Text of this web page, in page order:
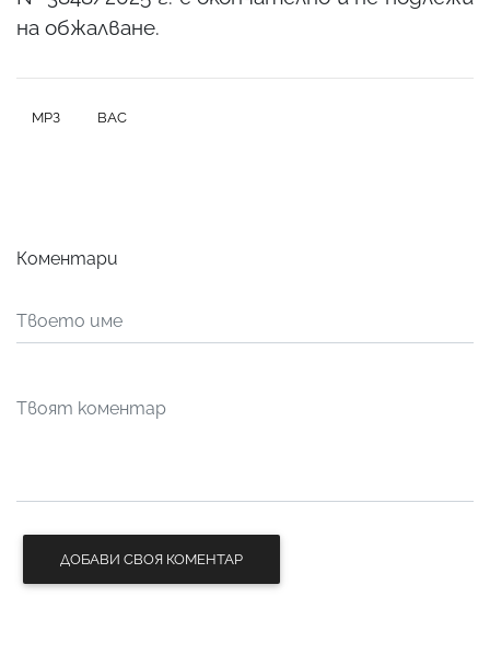
на обжалване.
МРЗ ВАС
Коментари
ДОБАВИ СВОЯ КОМЕНТАР